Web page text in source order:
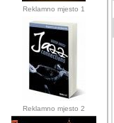
Reklamno mjesto 1
Reklamno mjesto 2